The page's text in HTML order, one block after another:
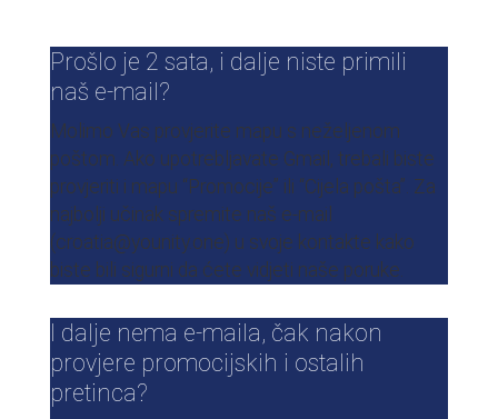
Prošlo je 2 sata, i dalje niste primili
naš e-mail?
Molimo Vas provjerite mapu s neželjenom
poštom. Ako upotrebljavate Gmail, trebali biste
provjeriti i mapu “Promocije” ili “Cijela pošta”. Za
najbolji učinak spremite naš e-mail
(croatia@younity.one) u svoje kontakte kako
biste bili sigurni da ćete vidjeti naše poruke.
I dalje nema e-maila, čak nakon
provjere promocijskih i ostalih
pretinca?